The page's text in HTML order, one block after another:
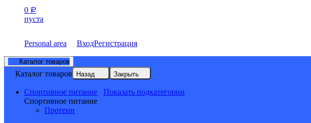
0 Р
пуста
Personal area ВходРегистрация
Каталог товаров
Каталог товаров Назад Закрыть
Спортивное питание
Показать подкатегории
Спортивное питание
Протеин